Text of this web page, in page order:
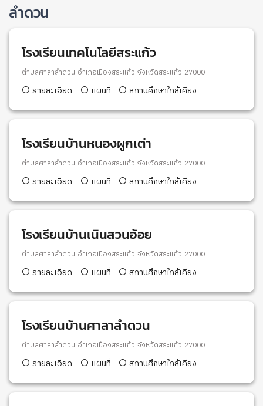
ลำดวน
โรงเรียนเทคโนโลยีสระแก้ว
ตำบลศาลาลำดวน อำเภอเมืองสระแก้ว จังหวัดสระแก้ว 27000
รายละเอียด แผนที่ สถานศึกษาใกล้เคียง
โรงเรียนบ้านหนองผูกเต่า
ตำบลศาลาลำดวน อำเภอเมืองสระแก้ว จังหวัดสระแก้ว 27000
รายละเอียด แผนที่ สถานศึกษาใกล้เคียง
โรงเรียนบ้านเนินสวนอ้อย
ตำบลศาลาลำดวน อำเภอเมืองสระแก้ว จังหวัดสระแก้ว 27000
รายละเอียด แผนที่ สถานศึกษาใกล้เคียง
โรงเรียนบ้านศาลาลำดวน
ตำบลศาลาลำดวน อำเภอเมืองสระแก้ว จังหวัดสระแก้ว 27000
รายละเอียด แผนที่ สถานศึกษาใกล้เคียง